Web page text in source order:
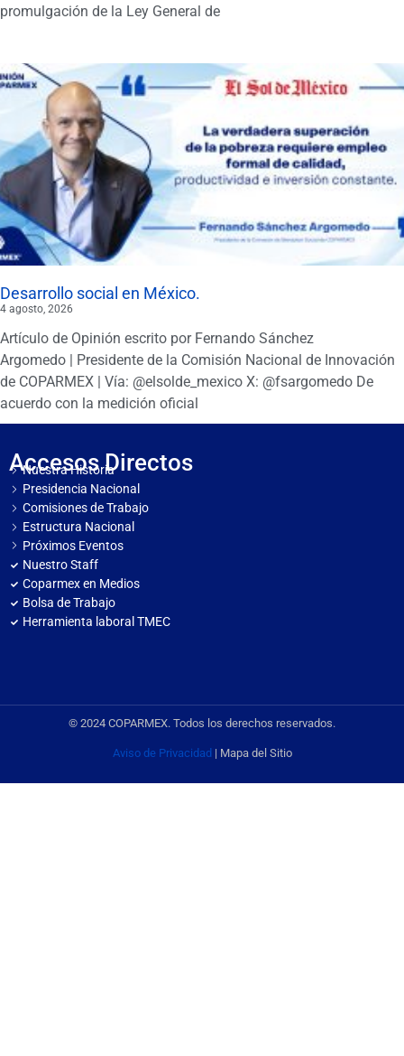
promulgación de la Ley General de
Desarrollo social en México.
4 agosto, 2026
Artículo de Opinión escrito por Fernando Sánchez
Argomedo | Presidente de la Comisión Nacional de Innovación
de COPARMEX | Vía: @elsolde_mexico X: @fsargomedo De
acuerdo con la medición oficial
Accesos Directos
Nuestra Historia
Presidencia Nacional
Comisiones de Trabajo
Estructura Nacional
Próximos Eventos
Nuestro Staff
Coparmex en Medios
Bolsa de Trabajo
Herramienta laboral TMEC
© 2024 COPARMEX. Todos los derechos reservados.
Aviso de Privacidad| Mapa del Sitio